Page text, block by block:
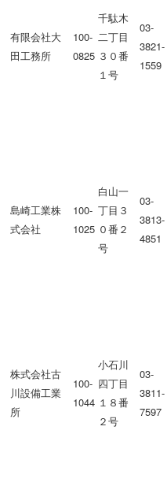
有限会社大
田工務所
100-
0825
千駄木
二丁目
３０番
１号
03-
3821-
1559
島崎工業株
式会社
100-
1025
白山一
丁目３
０番２
号
03-
3813-
4851
株式会社古
川設備工業
所
100-
1044
小石川
四丁目
１８番
２号
03-
3811-
7597